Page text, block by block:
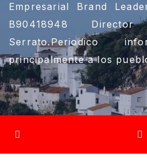
Empresarial Brand
B90418948
Serrato.Periodico
principalmente a los